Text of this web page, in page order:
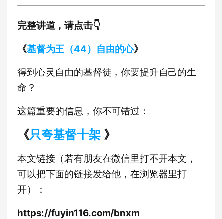
完整讲道，请点击👇
《基督为王（44）自由的心》
得到心灵自由的基督徒，你要提升自己的生
命？
这篇重要的信息，你不可错过：
《只夸基督十架 》
本文链接（若有朋友在微信里打不开本文，
可以把下面的链接发给他，在浏览器里打
开）：
https://fuyin116.com/bnxm